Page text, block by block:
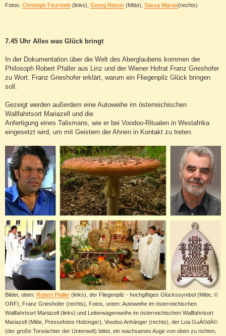
Fotos: Christoph Feurstein (links), Georg Retzer (Mitte), Sassa Marosi(rechts)
7.45 Uhr Alles was Glück bringt
In der Dokumentation über die Welt des Aberglaubens kommen der
Philosoph Robert Pfaller aus Linz und der Wiener Hofrat Franz Grieshofer
zu Wort. Franz Grieshofer erklärt, warum ein Fliegenpilz Glück bringen
soll.
Gezeigt werden außerdem eine Autoweihe im österreichischen
Wallfahrtsort Mariazell und die
Anfertigung eines Talismans, wie er bei Voodoo-Ritualen in Westafrika
eingesetzt wird, um mit Geistern der Ahnen in Kontakt zu treten.
Bilder, oben: Robert Pfaller (links), der Fliegenpilz - hochgiftiges Glückssymbol (Mitte, ©
ORF), Franz Grieshofer (rechts), Fotos, unten: Autoweihe im österreichischen
Wallfahrtsort Mariazell (links) und Leiterwagenweihe im österreichischen Wallfahrtsort
Mariazell (Mitte, Pressefotos Holzinger), Voodoo Anhänger (rechts), der Loa GuÁ©dÁ©
(der große Torwächter der Unterwelt) bittet, ein wachsames Auge von oben zu richten,